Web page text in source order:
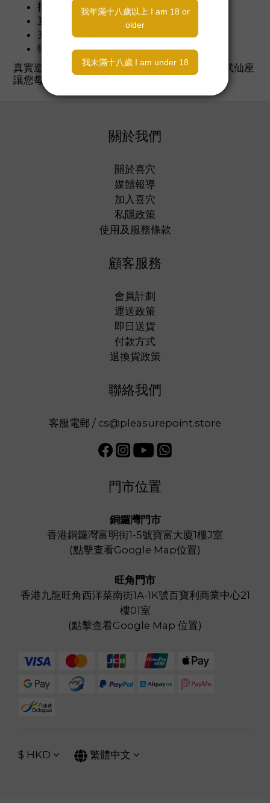
插入長度：16 公分
直徑：3.5 公分
充電方式：USB 充電
特色：靜音、防水、吸盤底座
真實造型結合強勁功能，Erocome Hercules 武仙座
讓您每一次的深入都充滿驚喜與真實快感。
關於我們
關於喜穴
媒體報導
加入喜穴
私隱政策
使用及服務條款
顧客服務
會員計劃
運送政策
即日送貨
付款方式
退換貨政策
聯絡我們
客服電郵 / cs@pleasurepoint.store
門市位置
銅鑼灣門市
香港銅鑼灣富明街1-5號寶富大廈1樓J室
(點擊查看Google Map位置)
旺角門市
香港九龍旺角西洋菜南街1A-1K號百寶利商業中心21
樓01室
(點擊查看Google Map 位置)
$ HKD 繁體中文